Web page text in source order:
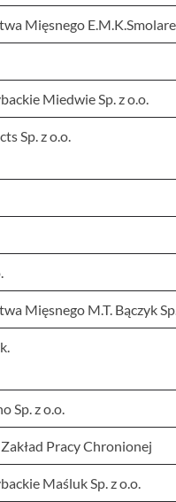
Mięsnego
Miedwie Sp. z o.o.
Sp. z o.o.
Mięsnego M.T. Bączyk
Sp. z o.o.
Pracy Chronionej
Maśluk Sp. z o.o.